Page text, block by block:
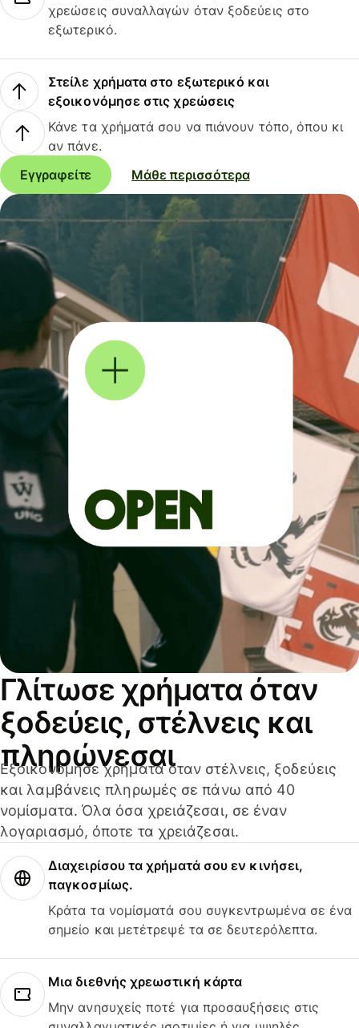
χρεώσεις συναλλαγών όταν ξοδεύεις στο
εξωτερικό.
Στείλε χρήματα στο εξωτερικό και
εξοικονόμησε στις χρεώσεις
Κάνε τα χρήματά σου να πιάνουν τόπο, όπου κι
αν πάνε.
Εγγραφείτε
Μάθε περισσότερα
Γλίτωσε χρήματα όταν
ξοδεύεις, στέλνεις και
πληρώνεσαι
Εξοικονόμησε χρήματα όταν στέλνεις, ξοδεύεις
και λαμβάνεις πληρωμές σε πάνω από 40
νομίσματα. Όλα όσα χρειάζεσαι, σε έναν
λογαριασμό, όποτε τα χρειάζεσαι.
Διαχειρίσου τα χρήματά σου εν κινήσει,
παγκοσμίως.
Κράτα τα νομίσματά σου συγκεντρωμένα σε ένα
σημείο και μετέτρεψέ τα σε δευτερόλεπτα.
Μια διεθνής χρεωστική κάρτα
Μην ανησυχείς ποτέ για προσαυξήσεις στις